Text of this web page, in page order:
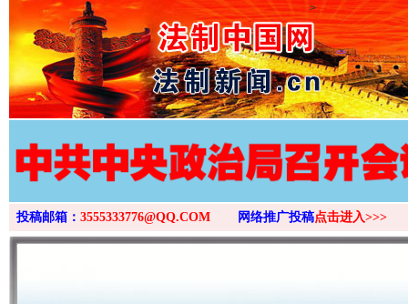
>
投稿邮箱： 3555333776@QQ.COM 网络推广投稿点击进入>>>